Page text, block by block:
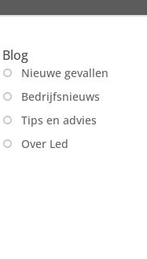
Blog
Nieuwe gevallen
Bedrijfsnieuws
Tips en advies
Over Led